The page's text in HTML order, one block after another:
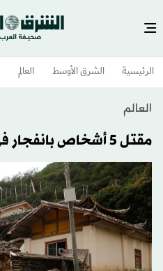
الرئيسية الشرق الأوسط​ العالم
العالم
مقتل 5 أشخاص بانفجار في جنوب الصين